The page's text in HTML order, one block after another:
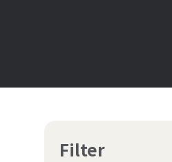
Filter